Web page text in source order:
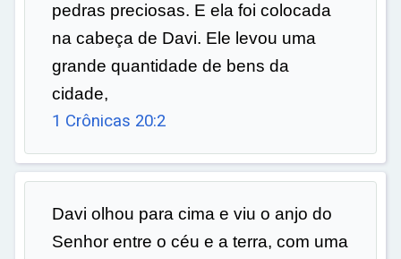
pedras preciosas. E ela foi colocada
na cabeça de Davi. Ele levou uma
grande quantidade de bens da
cidade,
1 Crônicas 20:2
Davi olhou para cima e viu o anjo do
Senhor entre o céu e a terra, com uma